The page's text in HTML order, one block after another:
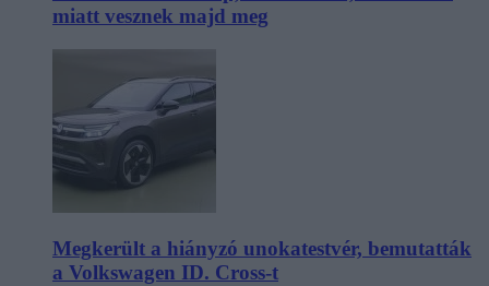
miatt vesznek majd meg
Megkerült a hiányzó unokatestvér, bemutatták
a Volkswagen ID. Cross-t